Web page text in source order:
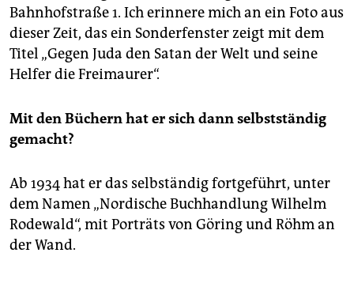
Bahnhofstraße 1. Ich erinnere mich an ein Foto aus
dieser Zeit, das ein Sonderfenster zeigt mit dem
Titel „Gegen Juda den Satan der Welt und seine
Helfer die Freimaurer“.
Mit den Büchern hat er sich dann selbstständig
gemacht?
Ab 1934 hat er das selbständig fortgeführt, unter
dem Namen „Nordische Buchhandlung Wilhelm
Rodewald“, mit Porträts von Göring und Röhm an
der Wand.